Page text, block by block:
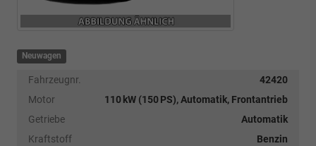
Neuwagen
Fahrzeugnr.
42420
Motor
110 kW (150 PS), Automatik, Frontantrieb
Getriebe
Automatik
Kraftstoff
Benzin